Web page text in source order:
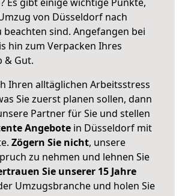
von Düsseldorf nach
sind. Angefangen bei
hin zum Verpacken Ihres
& Gut.
Ihren alltäglichen Arbeitsstress
Sie zuerst planen sollen, dann
Partner für Sie und stellen
Angebote in Düsseldorf mit
Zögern Sie nicht, unsere
zu nehmen und lehnen Sie
Sie unserer 15 Jahre
Umzugsbranche und holen Sie